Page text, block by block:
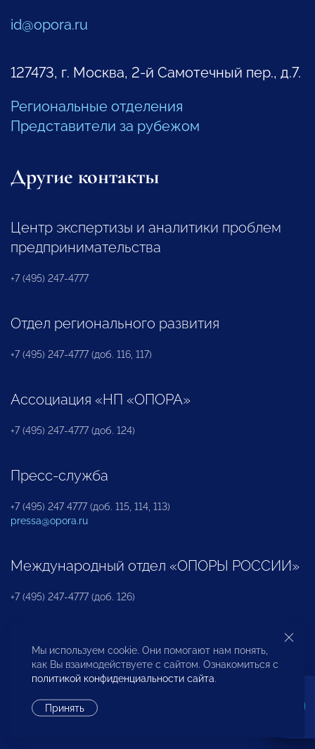
id@opora.ru
127473, г. Москва, 2-й Самотечный пер., д.7.
Региональные отделения
Представители за рубежом
Другие контакты
Центр экспертизы и аналитики проблем
предпринимательства
+7 (495) 247-4777
Отдел регионального развития
+7 (495) 247-4777 (доб. 116, 117)
Ассоциация «НП «ОПОРА»
+7 (495) 247-4777 (доб. 124)
Пресс-служба
+7 (495) 247 4777 (доб. 115, 114, 113)
pressa@opora.ru
Международный отдел «ОПОРЫ РОССИИ»
+7 (495) 247-4777 (доб. 126)
Бюро по защите прав предпринимателей и
инвесторов
Мы используем cookie. Они помогают нам понять,
как Вы взаимодействуете с сайтом. Ознакомиться с
политикой конфиденциальности сайта.
Принять